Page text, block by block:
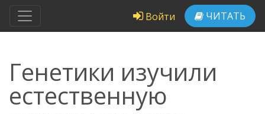
Войти ЧИТАТЬ
Генетики изучили
естественную